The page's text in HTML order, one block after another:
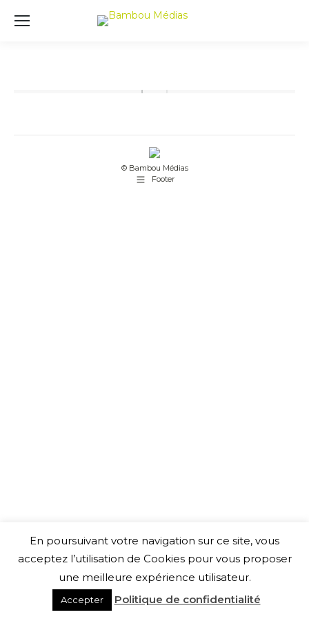
© Bambou Médias
Footer
En poursuivant votre navigation sur ce site, vous
acceptez l’utilisation de Cookies pour vous proposer
une meilleure expérience utilisateur.
Accepter Politique de confidentialité